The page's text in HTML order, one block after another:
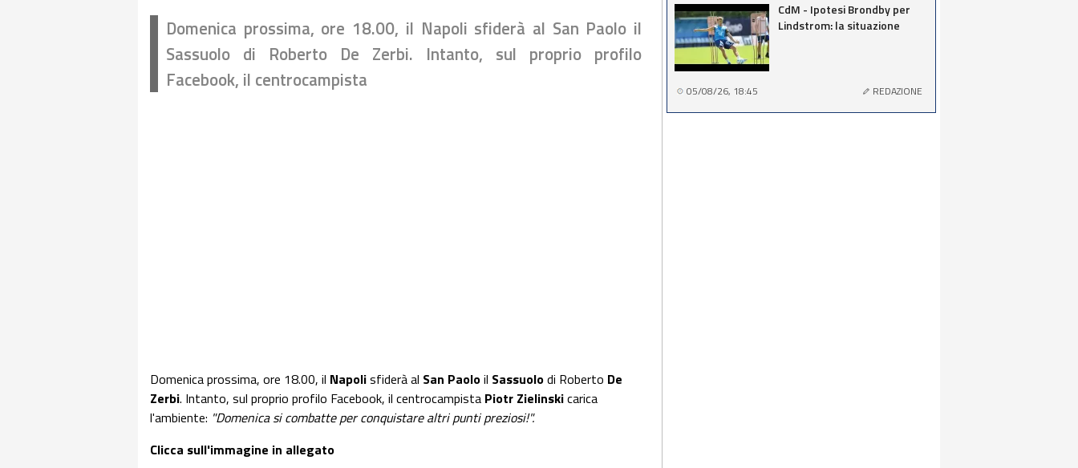
Domenica prossima, ore 18.00, il Napoli sfiderà al San Paolo il
Sassuolo di Roberto De Zerbi. Intanto, sul proprio profilo
Facebook, il centrocampista
Domenica prossima, ore 18.00, il Napolisfiderà al San Paoloil Sassuolodi Roberto De
Zerbi. Intanto, sul proprio profilo Facebook, il centrocampista Piotr Zielinskicarica
l'ambiente: "Domenica si combatte per conquistare altri punti preziosi!".
Clicca sull'immagine in allegato
CdM - Ipotesi Brondby per
Lindstrom: la situazione
05/08/26, 18:45 REDAZIONE